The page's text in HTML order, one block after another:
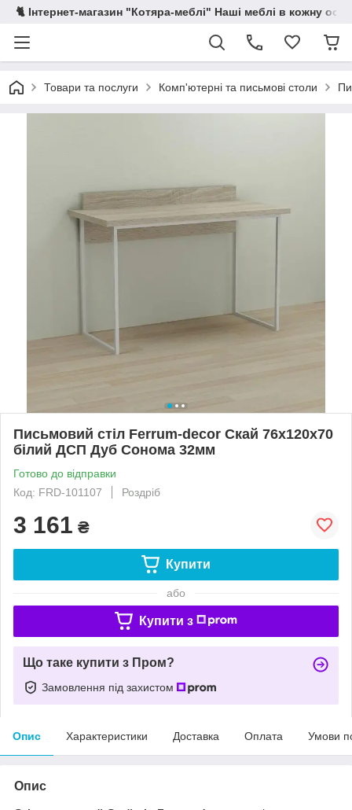
🐈 Інтернет-магазин "Котяра-меблі" Наші меблі в кожну
Товари та послуги Комп'ютерні та письмові столи
Письмовий стіл Ferrum-decor Скай 76x120x70
білий ДСП Дуб Сонома 32мм
Готово до відправки
Код: FRD-101107
Роздріб
3 161 ₴
Купити
або
Купити з
Що таке купити з Пром?
Замовлення під захистом
Опис Характеристики Доставка Оплата Умови
Опис